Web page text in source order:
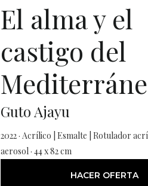
El alma y el
castigo del
Guto Ajayu
2022 · Acrílico | Esmalte | Rotulador
aerosol · 44 x 82 cm
HACER OFERTA